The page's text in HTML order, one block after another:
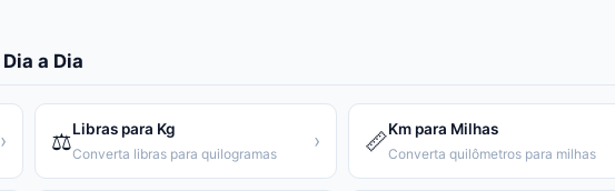
Dia a Dia
› ⚖️Libras para Kg
Converta libras para quilogramas
› 📏Km para Milhas
Converta quilômetros para milhas